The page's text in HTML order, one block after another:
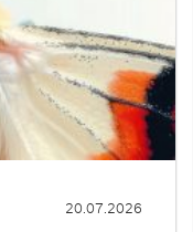
20.07.2026